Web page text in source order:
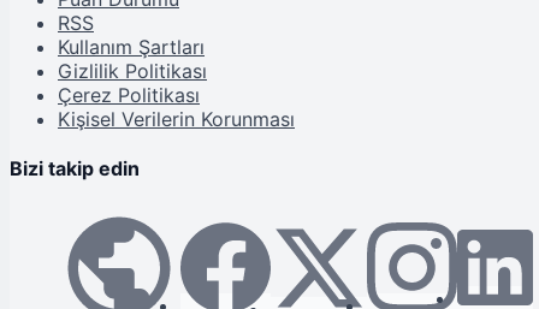
RSS
Kullanım Şartları
Gizlilik Politikası
Çerez Politikası
Kişisel Verilerin Korunması
Bizi takip edin